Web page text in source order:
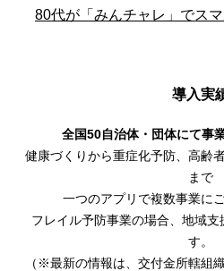
80代が「みんチャレ」でス
導入実
全国50自治体・団体にて事
健康づくりから重症化予防、高齢
まで
一つのアプリで複数事業に
フレイル予防事業の場合、地域
す。
（※最新の情報は、交付金所轄組